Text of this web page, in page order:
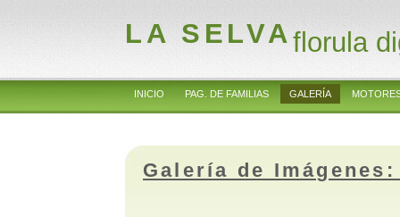
LA SELVAflorula
INICIO PAG. DE FAMILIAS GALERÍA
Galería de